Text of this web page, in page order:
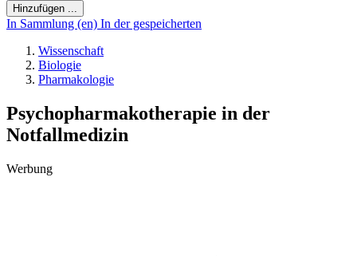
Hinzufügen ...
In Sammlung (en) In der gespeicherten
Wissenschaft
Biologie
Pharmakologie
Psychopharmakotherapie in der
Notfallmedizin
Werbung